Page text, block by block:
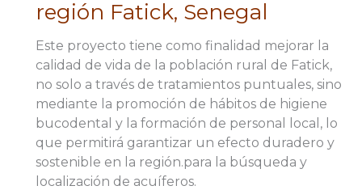
región Fatick, Senegal
Este proyecto tiene como finalidad mejorar la
calidad de vida de la población rural de Fatick,
no solo a través de tratamientos puntuales, sino
mediante la promoción de hábitos de higiene
bucodental y la formación de personal local, lo
que permitirá garantizar un efecto duradero y
sostenible en la región.para la búsqueda y
localización de acuíferos.